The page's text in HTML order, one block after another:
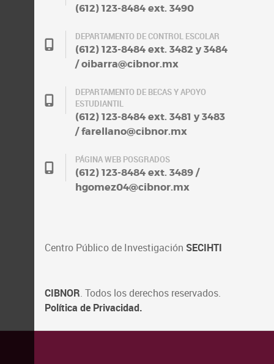
(612) 123-8484 ext. 3490
DEPARTAMENTO DE CONTROL ESCOLAR
(612) 123-8484 ext. 3482 y 3484
/ oibarra@cibnor.mx
DEPARTAMENTO DE BECAS Y APOYO
ESTUDIANTIL
(612) 123-8484 ext. 3481 y 3483
/ farellano@cibnor.mx
PÁGINA WEB POSGRADOS
(612) 123-8484 ext. 3489 /
hgomez04@cibnor.mx
Centro Público de Investigación SECIHTI
CIBNOR. Todos los derechos reservados.
Política de Privacidad.